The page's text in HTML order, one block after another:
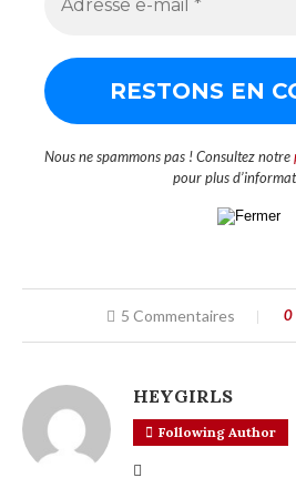
Nous ne spammons pas ! Consultez notre
pour plus
5 Commentaires 0
HEYGIRLS
Following Author